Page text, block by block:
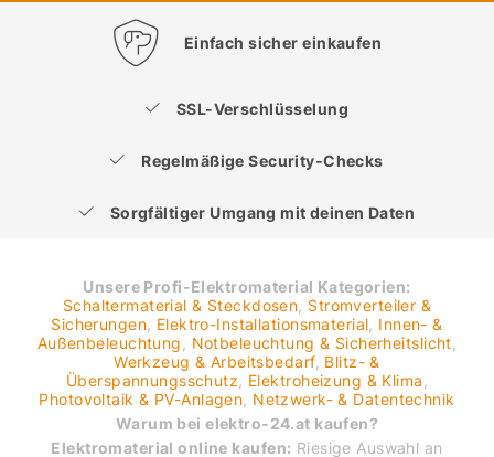
Einfach sicher einkaufen
SSL-Verschlüsselung
Regelmäßige Security-Checks
Sorgfältiger Umgang mit deinen Daten
Unsere Profi-Elektromaterial Kategorien:
Schaltermaterial & Steckdosen Stromverteiler &
Sicherungen Elektro-Installationsmaterial Innen- &
Außenbeleuchtung
Notbeleuchtung & Sicherheitslicht
Werkzeug & Arbeitsbedarf, Blitz- &
Überspannungsschutz
Elektroheizung & Klima
Photovoltaik & PV-Anlagen Netzwerk- & Datentechnik
Warum bei elektro-24.at kaufen?
Elektromaterial online kaufen: Riesige Auswahl an